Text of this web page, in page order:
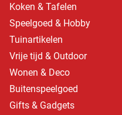
Koken & Tafelen
Speelgoed & Hobby
Tuinartikelen
Vrije tijd & Outdoor
Wonen & Deco
Buitenspeelgoed
Gifts & Gadgets